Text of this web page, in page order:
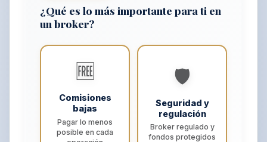
¿Qué es lo más importante para ti en
un broker?
🆓
Comisiones
bajas
Pagar lo menos
posible en cada
🛡️
Seguridad y
regulación
Broker regulado y
fondos protegidos